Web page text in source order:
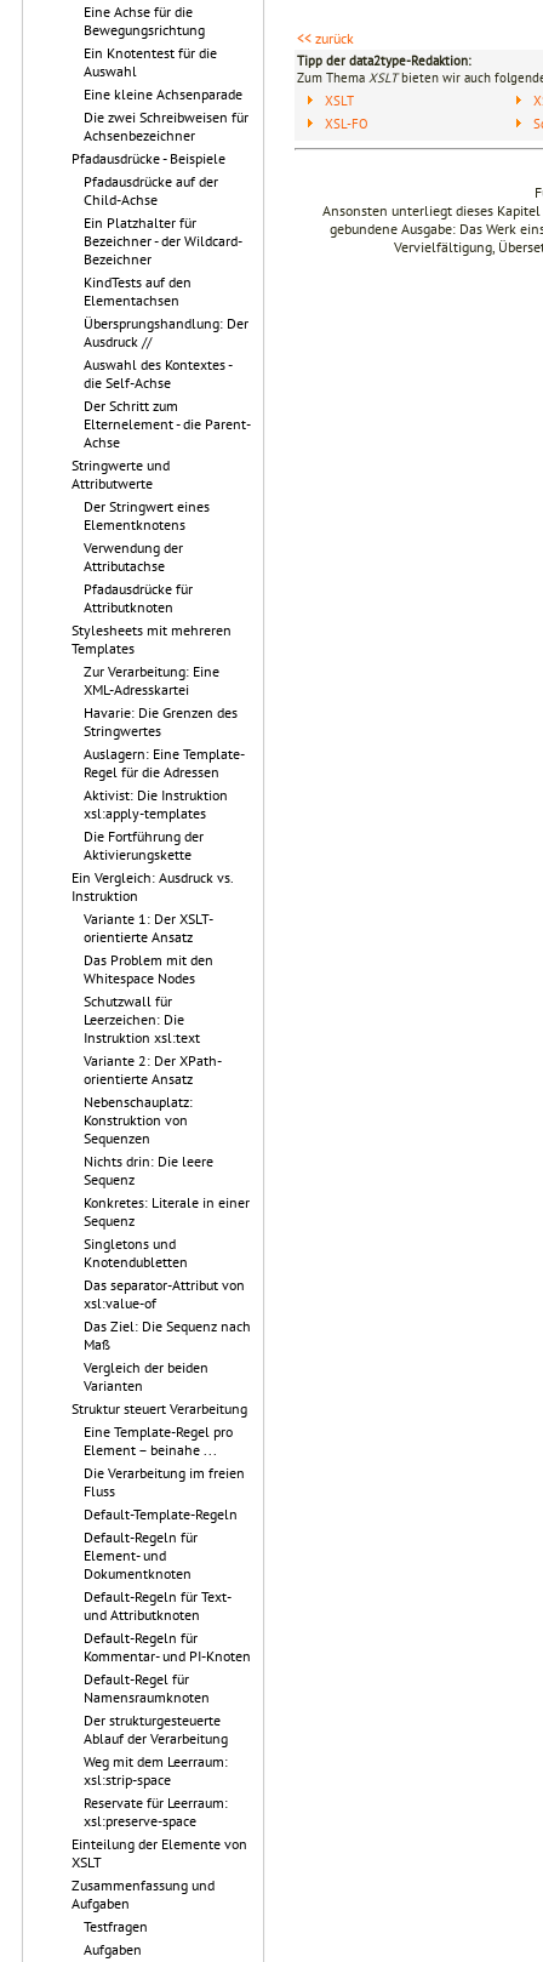
Eine Achse für die
Bewegungsrichtung
Ein Knotentest für die
Auswahl
Eine kleine Achsenparade
Die zwei Schreibweisen für
Achsenbezeichner
Pfadausdrücke - Beispiele
Pfadausdrücke auf der
Child-Achse
Ein Platzhalter für
Bezeichner - der Wildcard-
Bezeichner
KindTests auf den
Elementachsen
Übersprungshandlung: Der
Ausdruck //
Auswahl des Kontextes -
die Self-Achse
Der Schritt zum
Elternelement - die Parent-
Achse
Stringwerte und
Attributwerte
Der Stringwert eines
Elementknotens
Verwendung der
Attributachse
Pfadausdrücke für
Attributknoten
Stylesheets mit mehreren
Templates
Zur Verarbeitung: Eine
XML-Adresskartei
Havarie: Die Grenzen des
Stringwertes
Auslagern: Eine Template-
Regel für die Adressen
Aktivist: Die Instruktion
xsl:apply-templates
Die Fortführung der
Aktivierungskette
Ein Vergleich: Ausdruck vs.
Instruktion
Variante 1: Der XSLT-
orientierte Ansatz
Das Problem mit den
Whitespace Nodes
Schutzwall für
Leerzeichen: Die
Instruktion xsl:text
Variante 2: Der XPath-
orientierte Ansatz
Nebenschauplatz:
Konstruktion von
Sequenzen
Nichts drin: Die leere
Sequenz
Konkretes: Literale in einer
Sequenz
Singletons und
Knotendubletten
Das separator-Attribut von
xsl:value-of
Das Ziel: Die Sequenz nach
Maß
Vergleich der beiden
Varianten
Struktur steuert Verarbeitung
Eine Template-Regel pro
Element – beinahe ...
Die Verarbeitung im freien
Fluss
Default-Template-Regeln
Default-Regeln für
Element- und
Dokumentknoten
Default-Regeln für Text-
und Attributknoten
Default-Regeln für
Kommentar- und PI-Knoten
Default-Regel für
Namensraumknoten
Der strukturgesteuerte
Ablauf der Verarbeitung
Weg mit dem Leerraum:
xsl:strip-space
Reservate für Leerraum:
xsl:preserve-space
Einteilung der Elemente von
XSLT
Zusammenfassung und
Aufgaben
Testfragen
Aufgaben
<< zurück
Tipp der data2type-Redaktion:
Zum Thema XSLTbieten wir auch
XSLT
XSL-FO
Ansonsten unterliegt dieses
gebundene Ausgabe: Das Werk
Vervielfältigung,